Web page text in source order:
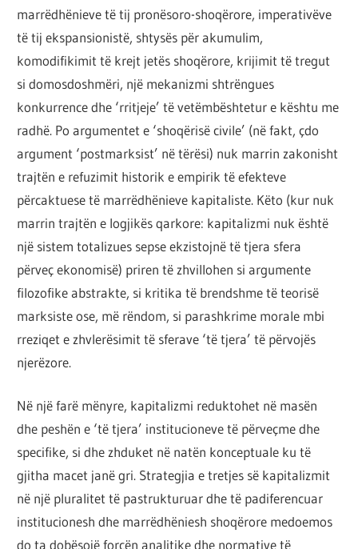
marrëdhënieve të tij pronësoro-shoqërore, imperativëve
të tij ekspansionistë, shtysës për akumulim,
komodifikimit të krejt jetës shoqërore, krijimit të tregut
si domosdoshmëri, një mekanizmi shtrëngues
konkurrence dhe ‘rritjeje’ të vetëmbështetur e kështu me
radhë. Po argumentet e ‘shoqërisë civile’ (në fakt, çdo
argument ‘postmarksist’ në tërësi) nuk marrin zakonisht
trajtën e refuzimit historik e empirik të efekteve
përcaktuese të marrëdhënieve kapitaliste. Këto (kur nuk
marrin trajtën e logjikës qarkore: kapitalizmi nuk është
një sistem totalizues sepse ekzistojnë të tjera sfera
përveç ekonomisë) priren të zhvillohen si argumente
filozofike abstrakte, si kritika të brendshme të teorisë
marksiste ose, më rëndom, si parashkrime morale mbi
rreziqet e zhvlerësimit të sferave ‘të tjera’ të përvojës
njerëzore.
Në një farë mënyre, kapitalizmi reduktohet në masën
dhe peshën e ‘të tjera’ institucioneve të përveçme dhe
specifike, si dhe zhduket në natën konceptuale ku të
gjitha macet janë gri. Strategjia e tretjes së kapitalizmit
në një pluralitet të pastrukturuar dhe të padiferencuar
institucionesh dhe marrëdhëniesh shoqërore medoemos
do ta dobësojë forcën analitike dhe normative të